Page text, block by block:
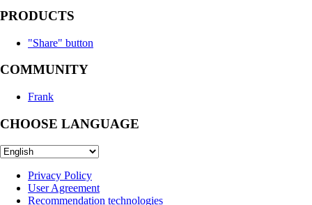
PRODUCTS
"Share" button
COMMUNITY
Frank
CHOOSE LANGUAGE
Privacy Policy
User Agreement
Recommendation technologies